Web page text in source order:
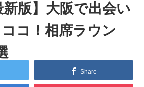
新版】大阪で出会い
コ！相席ラウン
Share